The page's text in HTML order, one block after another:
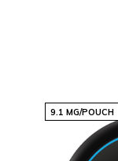
9.1 MG/POUCH